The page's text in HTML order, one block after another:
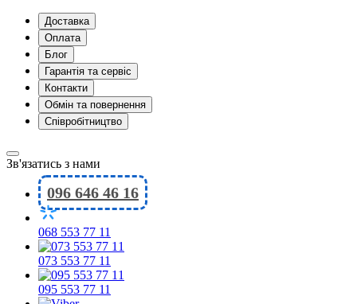
Доставка
Оплата
Блог
Гарантія та сервіс
Контакти
Обмін та повернення
Співробітництво
Зв'язатись з нами
096 646 46 16
068 553 77 11
073 553 77 11
095 553 77 11